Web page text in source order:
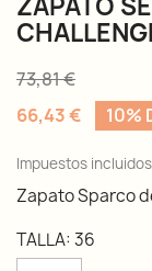
ZAPATO
73,81 €
66,43 €
10%
Impuestos incluidos
Zapato Sparco
TALLA: 36